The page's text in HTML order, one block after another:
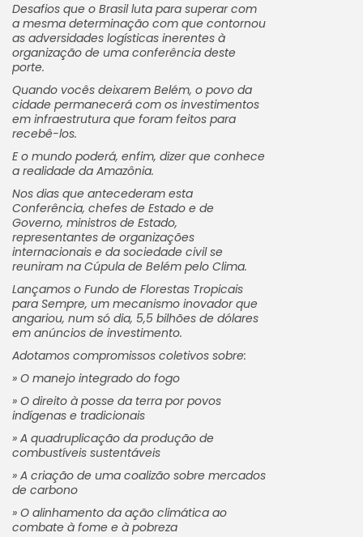
Desafios que o Brasil luta para superar com
a mesma determinação com que contornou
as adversidades logísticas inerentes à
organização de uma conferência deste
porte.
Quando vocês deixarem Belém, o povo da
cidade permanecerá com os investimentos
em infraestrutura que foram feitos para
recebê-los.
E o mundo poderá, enfim, dizer que conhece
a realidade da Amazônia.
Nos dias que antecederam esta
Conferência, chefes de Estado e de
Governo, ministros de Estado,
representantes de organizações
internacionais e da sociedade civil se
reuniram na Cúpula de Belém pelo Clima.
Lançamos o Fundo de Florestas Tropicais
para Sempre, um mecanismo inovador que
angariou, num só dia, 5,5 bilhões de dólares
em anúncios de investimento.
Adotamos compromissos coletivos sobre:
» O manejo integrado do fogo
» O direito à posse da terra por povos
indígenas e tradicionais
» A quadruplicação da produção de
combustíveis sustentáveis
» A criação de uma coalizão sobre mercados
de carbono
» O alinhamento da ação climática ao
combate à fome e à pobreza